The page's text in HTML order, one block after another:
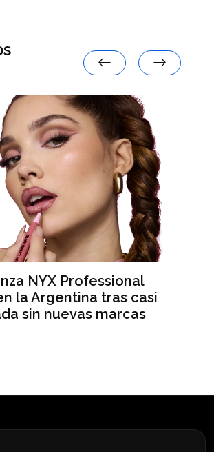
NYX Professional
la Argentina tras casi
sin nuevas marcas